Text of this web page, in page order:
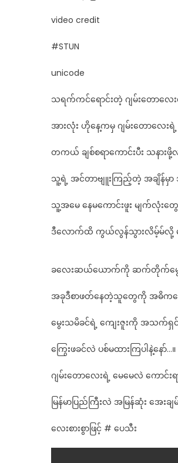
video credit
#STUN
unicode
သရက်ကင်ရောင်းတဲ့ ဂျမ်းတောလေး
အားလုံး ဟိုနေ့ကမှ ဂျမ်းတောလေ
တကယ် ချစ်စရာကောင်းပီး သနားဖို့
သူ့ရဲ့ အင်တာဗျူးကြည့်တဲ့ အချိန်မှ
သူ့အမေ နေမကောင်းဖူး မျက်လုံးတွ
ဒီလောက်ထိ ကွယ်လွန်သွားလိမ့်မ်လို့ မ
ခလေးဆယ်ယောက်ကို ဆက်တိုက်မွေး
အခုဒီစာဖတ်နေတဲ့သူတွေကို အဓိကပြ
မွေးသမိခင်ရဲ့ ကျေးဇူးကို အသက်ရှင်
ကြွေးဖခင်လဲ ပစ်မထားကြပါနဲ့နော်…။
ဂျမ်းတောလေးရဲ့ မေမေလဲ ကောင်း
မြန်မာပြည်ကြီးလဲ အမြန်ဆုံး အေးချ
လေးစားစွာဖြင့် # ပေသီး